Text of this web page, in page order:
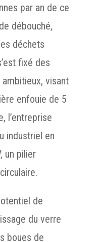
par an de ce
débouché,
déchets
fixé des
visant
enfouie de 5
l’entreprise
industriel en
un pilier
de
du verre
boues de